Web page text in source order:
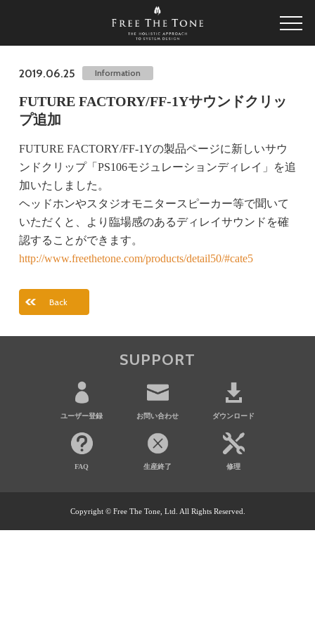
2019.06.25 Information
FUTURE FACTORY/FF-1Yサウンドクリッ
プ追加
FUTURE FACTORY/FF-1Yの製品ページに新しいサウ
ンドクリップ「PS106モジュレーションディレイ」を追
加いたしました。
ヘッドホンやスタジオモニタースピーカー等で聞いて
いただくと、より臨場感のあるディレイサウンドを確
認することができます。
http://www.freethetone.com/products/detail50/#cate5
Back
SUPPORT
ユーザー登録 お問い合わせ ダウンロード
FAQ 生産終了 修理
Copyright © Free The Tone, Ltd. All Rights Reserved.